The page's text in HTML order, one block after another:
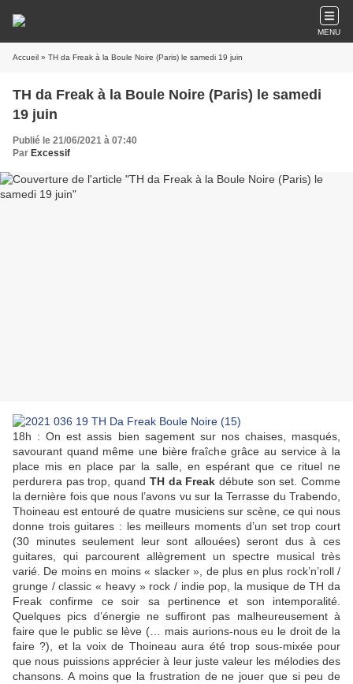
MENU
Accueil » TH da Freak à la Boule Noire (Paris) le samedi 19 juin
TH da Freak à la Boule Noire (Paris) le samedi
19 juin
Publié le 21/06/2021 à 07:40
Par Excessif
18h : On est assis bien sagement sur nos chaises, masqués,
savourant quand même une bière fraîche grâce au service à la
place mis en place par la salle, en espérant que ce rituel ne
perdurera pas trop, quand TH da Freak débute son set. Comme
la dernière fois que nous l’avons vu sur la Terrasse du Trabendo,
Thoineau est entouré de quatre musiciens sur scène, ce qui nous
donne trois guitares : les meilleurs moments d’un set trop court
(30 minutes seulement leur sont allouées) seront dus à ces
guitares, qui parcourent allègrement un spectre musical très
varié. De moins en moins « slacker », de plus en plus rock’n’roll /
grunge / classic « heavy » rock / indie pop, la musique de TH da
Freak confirme ce soir sa pertinence et son intemporalité.
Quelques pics d’énergie ne suffiront pas malheureusement à
faire que le public se lève (… mais aurions-nous eu le droit de la
faire ?), et la voix de Thoineau aura été trop sous-mixée pour
que nous puissions apprécier à leur juste valeur les mélodies des
chansons. A moins que la frustration de ne jouer que si peu de